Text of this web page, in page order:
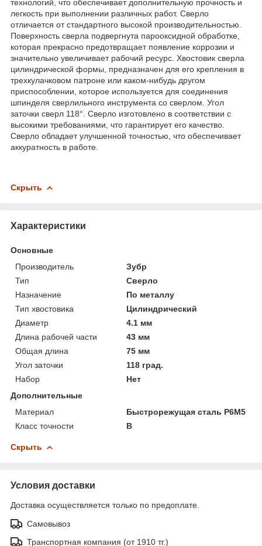
технологий, что обеспечивает дополнительную прочность и
легкость при выполнении различных работ. Сверло
отличается от стандартного высокой производительностью.
Поверхность сверла подвергнута парооксидной обработке,
которая прекрасно предотвращает появление коррозии и
значительно увеличивает рабочий ресурс. Хвостовик сверла
цилиндрической формы, предназначен для его крепления в
трехкулачковом патроне или каком-нибудь другом
приспособлении, которое используется для соединения
шпинделя сверлильного инструмента со сверлом. Угол
заточки сверл 118°. Сверло изготовлено в соответствии с
высокими требованиями, что гарантирует его качество.
Сверло обладает улучшенной точностью, что обеспечивает
аккуратность в работе.
Скрыть
Характеристики
Основные
Производитель
Зубр
Тип
Сверло
Назначение
По металлу
Тип хвостовика
Цилиндрический
Диаметр
4.1 мм
Длина рабочей части
43 мм
Общая длина
75 мм
Угол заточки
118 град.
Набор
Нет
Дополнительные
Материал
Быстрорежущая сталь Р6М5
Класс точности
В
Скрыть
Условия доставки
Доставка осуществляется только по предоплате.
Самовывоз
Транспортная компания (от 1910 тг.)